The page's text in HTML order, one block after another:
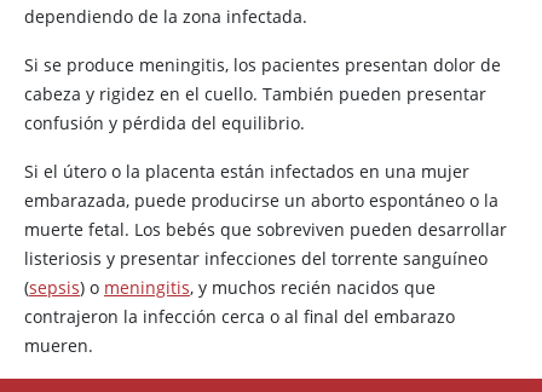
dependiendo de la zona infectada.
Si se produce meningitis, los pacientes presentan dolor de
cabeza y rigidez en el cuello. También pueden presentar
confusión y pérdida del equilibrio.
Si el útero o la placenta están infectados en una mujer
embarazada, puede producirse un aborto espontáneo o la
muerte fetal. Los bebés que sobreviven pueden desarrollar
listeriosis y presentar infecciones del torrente sanguíneo
(sepsis) o meningitis, y muchos recién nacidos que
contrajeron la infección cerca o al final del embarazo
mueren.